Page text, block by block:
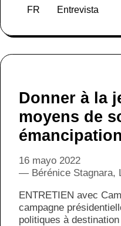
transition écologique ?
Transition Écologique,
FR Entrevista
Donner à la
moyens de
émancipation
16 mayo 2022
Bérénice Stagnara,
ENTRETIEN avec
campagne
politiques à